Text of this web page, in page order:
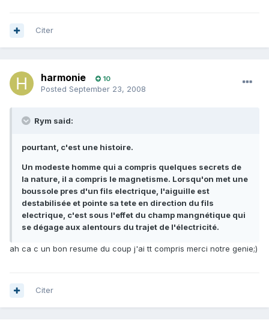
Citer
harmonie 10
Posted September 23, 2008
Rym said:
pourtant, c'est une histoire.
Un modeste homme qui a compris quelques secrets de
la nature, il a compris le magnetisme. Lorsqu'on met une
boussole pres d'un fils electrique, l'aiguille est
destabilisée et pointe sa tete en direction du fils
electrique, c'est sous l'effet du champ mangnétique qui
se dégage aux alentours du trajet de l'électricité.
ah ca c un bon resume du coup j'ai tt compris merci notre genie;)
Citer